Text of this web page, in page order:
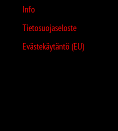
Info
Tietosuojaseloste
Evästekäytäntö (EU)